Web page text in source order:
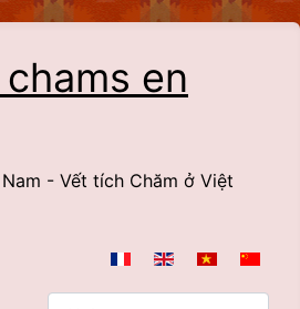
en
- Vết tích Chăm ở Việt
搜索